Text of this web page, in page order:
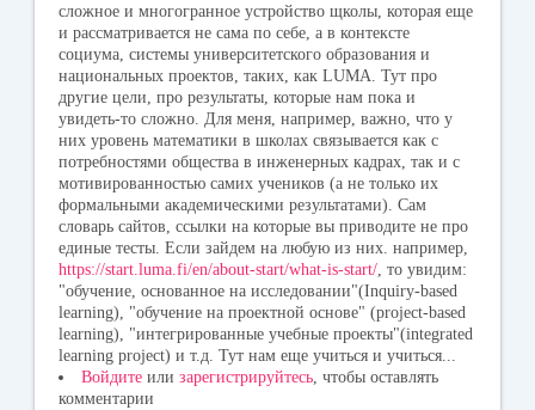
сложное и многогранное устройство щколы, которая еще
и рассматривается не сама по себе, а в контексте
социума, системы университетского образования и
национальных проектов, таких, как LUMA. Тут про
другие цели, про результаты, которые нам пока и
увидеть-то сложно. Для меня, например, важно, что у
них уровень математики в школах связывается как с
потребностями общества в инженерных кадрах, так и с
мотивированностью самих учеников (а не только их
формальными академическими результатами). Сам
словарь сайтов, ссылки на которые вы приводите не про
единые тесты. Если зайдем на любую из них. например,
https://start.luma.fi/en/about-start/what-is-start/ , то увидим:
"обучение, основанное на исследовании"(Inquiry-based
learning), "обучение на проектной основе" (project-based
learning), "интегрированные учебные проекты"(integrated
learning project) и т.д. Тут нам еще учиться и учиться...
Войдите или зарегистрируйтесь , чтобы оставлять
комментарии